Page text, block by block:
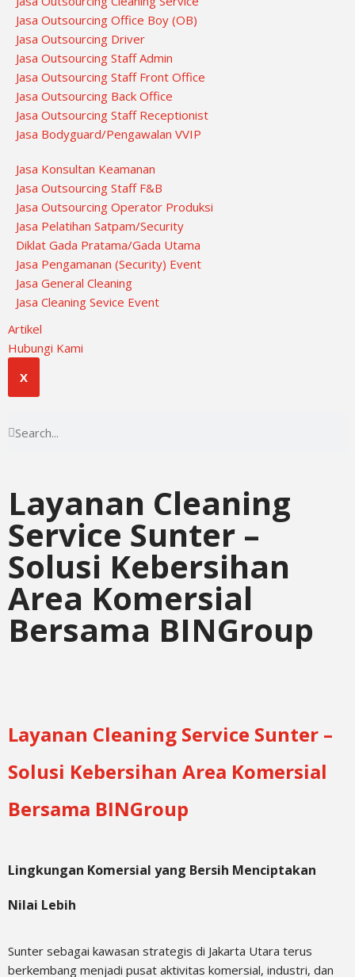
Jasa Outsourcing Office Boy (OB)
Jasa Outsourcing Driver
Jasa Outsourcing Staff Admin
Jasa Outsourcing Staff Front Office
Jasa Outsourcing Back Office
Jasa Outsourcing Staff Receptionist
Jasa Bodyguard/Pengawalan VVIP
Jasa Konsultan Keamanan
Jasa Outsourcing Staff F&B
Jasa Outsourcing Operator Produksi
Jasa Pelatihan Satpam/Security
Diklat Gada Pratama/Gada Utama
Jasa Pengamanan (Security) Event
Jasa General Cleaning
Jasa Cleaning Sevice Event
Artikel
Hubungi Kami
X
Layanan Cleaning
Service Sunter –
Solusi Kebersihan
Area Komersial
Bersama BINGroup
Layanan Cleaning Service Sunter –
Solusi Kebersihan Area Komersial
Bersama BINGroup
Lingkungan Komersial yang Bersih Menciptakan
Nilai Lebih
Sunter sebagai kawasan strategis di Jakarta Utara terus
berkembang menjadi pusat aktivitas komersial, industri, dan